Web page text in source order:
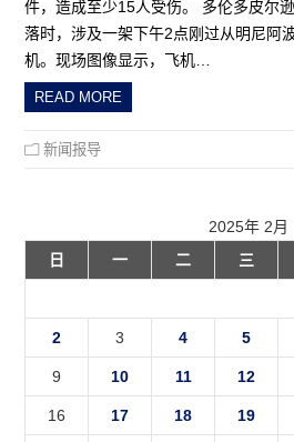
件，造成至少15人受伤。 多伦多皮尔
落时，涉及一架下午2点刚过从明尼阿
机。现场图像显示，飞机…
READ MORE
新闻报导
2025年 2月
日
一 二 三
2 3 4 5
9 10 11 12
16 17 18 19